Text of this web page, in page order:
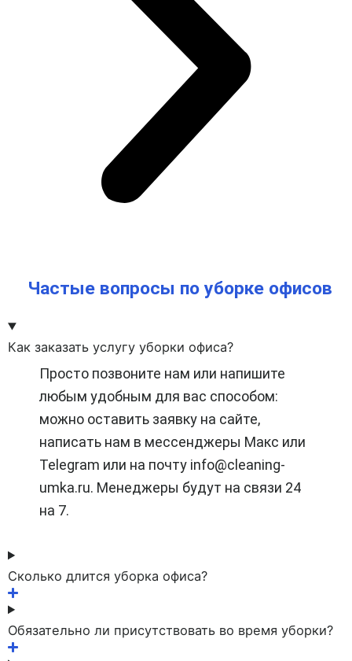
Частые вопросы по уборке офисов
Как заказать услугу уборки офиса?
Просто позвоните нам или напишите
любым удобным для вас способом:
можно оставить заявку на сайте,
написать нам в мессенджеры Макс или
Telegram или на почту info@cleaning-
umka.ru. Менеджеры будут на связи 24
на 7.
Сколько длится уборка офиса?
Обязательно ли присутствовать во время уборки?